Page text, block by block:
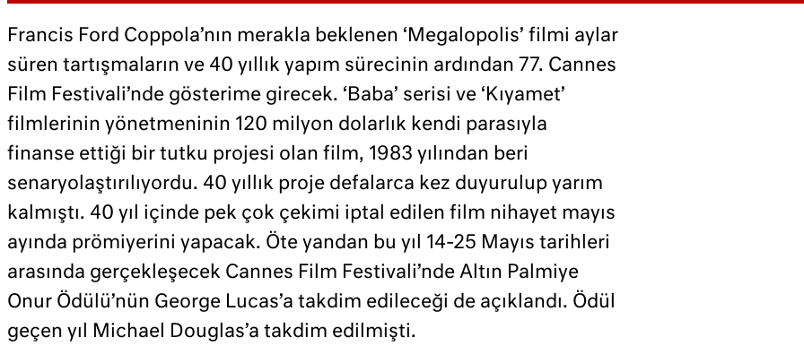
Francis Ford Coppola’nın merakla beklenen ‘Megalopolis’ filmi aylar
süren tartışmaların ve 40 yıllık yapım sürecinin ardından 77. Cannes
Film Festivali’nde gösterime girecek. ‘Baba’ serisi ve ‘Kıyamet’
filmlerinin yönetmeninin 120 milyon dolarlık kendi parasıyla
finanse ettiği bir tutku projesi olan film, 1983 yılından beri
senaryolaştırılıyordu. 40 yıllık proje defalarca kez duyurulup yarım
kalmıştı. 40 yıl içinde pek çok çekimi iptal edilen film nihayet mayıs
ayında prömiyerini yapacak. Öte yandan bu yıl 14-25 Mayıs tarihleri
arasında gerçekleşecek Cannes Film Festivali’nde Altın Palmiye
Onur Ödülü’nün George Lucas’a takdim edileceği de açıklandı. Ödül
geçen yıl Michael Douglas’a takdim edilmişti.